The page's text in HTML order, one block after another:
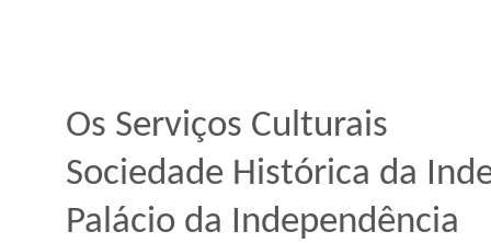
Os Serviços Culturais
Sociedade Histórica da
Palácio da Independência